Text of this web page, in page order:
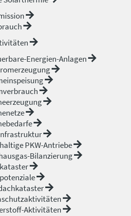
Energien-Anlagen
PKW-Antriebe
Bilanzierung
Aktivitäten